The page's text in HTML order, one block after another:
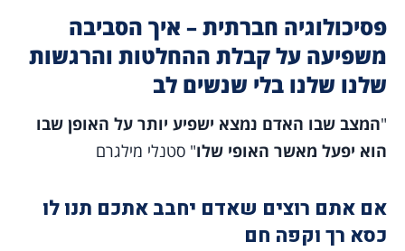
פסיכולוגיה חברתית – איך הסביבה
משפיעה על קבלת ההחלטות והרגשות
שלנו שלנו בלי שנשים לב
"המצב שבו האדם נמצא ישפיע יותר על האופן שבו
הוא יפעל מאשר האופי שלו" סטנלי מילגרם
אם אתם רוצים שאדם יחבב אתכם תנו לו
כסא רך וקפה חם